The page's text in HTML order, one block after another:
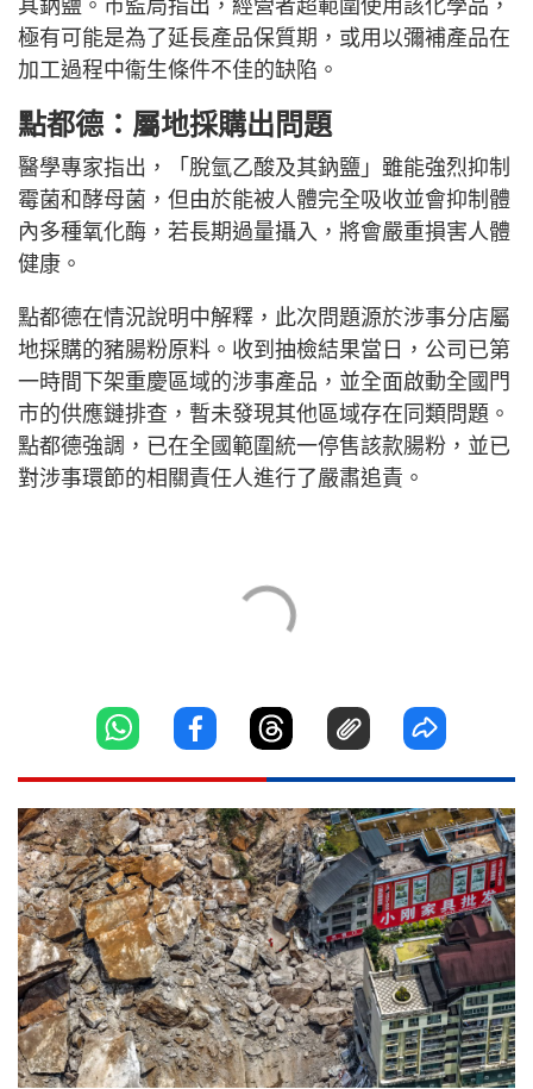
其鈉鹽。市監局指出，經營者超範圍使用該化學品，
極有可能是為了延長產品保質期，或用以彌補產品在
加工過程中衞生條件不佳的缺陷。
點都德：屬地採購出問題
醫學專家指出，「脫氫乙酸及其鈉鹽」雖能強烈抑制
霉菌和酵母菌，但由於能被人體完全吸收並會抑制體
內多種氧化酶，若長期過量攝入，將會嚴重損害人體
健康。
點都德在情況說明中解釋，此次問題源於涉事分店屬
地採購的豬腸粉原料。收到抽檢結果當日，公司已第
一時間下架重慶區域的涉事產品，並全面啟動全國門
市的供應鏈排查，暫未發現其他區域存在同類問題。
點都德強調，已在全國範圍統一停售該款腸粉，並已
對涉事環節的相關責任人進行了嚴肅追責。